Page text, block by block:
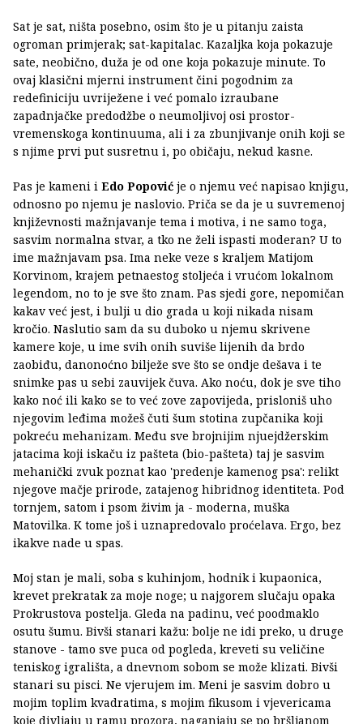
Sat je sat, ništa posebno, osim što je u pitanju zaista
ogroman primjerak; sat-kapitalac. Kazaljka koja pokazuje
sate, neobično, duža je od one koja pokazuje minute. To
ovaj klasični mjerni instrument čini pogodnim za
redefiniciju uvriježene i već pomalo izraubane
zapadnjačke predodžbe o neumoljivoj osi prostor-
vremenskoga kontinuuma, ali i za zbunjivanje onih koji se
s njime prvi put susretnu i, po običaju, nekud kasne.
Pas je kameni i Edo Popović je o njemu već napisao knjigu,
odnosno po njemu je naslovio. Priča se da je u suvremenoj
književnosti mažnjavanje tema i motiva, i ne samo toga,
sasvim normalna stvar, a tko ne želi ispasti moderan? U to
ime mažnjavam psa. Ima neke veze s kraljem Matijom
Korvinom, krajem petnaestog stoljeća i vrućom lokalnom
legendom, no to je sve što znam. Pas sjedi gore, nepomičan
kakav već jest, i bulji u dio grada u koji nikada nisam
kročio. Naslutio sam da su duboko u njemu skrivene
kamere koje, u ime svih onih suviše lijenih da brdo
zaobiđu, danonoćno bilježe sve što se ondje dešava i te
snimke pas u sebi zauvijek čuva. Ako noću, dok je sve tiho
kako noć ili kako se to već zove zapovijeda, prisloniš uho
njegovim leđima možeš čuti šum stotina zupčanika koji
pokreću mehanizam. Među sve brojnijim njuejdžerskim
jatacima koji iskaču iz pašteta (bio-pašteta) taj je sasvim
mehanički zvuk poznat kao 'predenje kamenog psa': relikt
njegove mačje prirode, zatajenog hibridnog identiteta. Pod
tornjem, satom i psom živim ja - moderna, muška
Matovilka. K tome još i uznapredovalo proćelava. Ergo, bez
ikakve nade u spas.
Moj stan je mali, soba s kuhinjom, hodnik i kupaonica,
krevet prekratak za moje noge; u najgorem slučaju opaka
Prokrustova postelja. Gleda na padinu, već poodmaklo
osutu šumu. Bivši stanari kažu: bolje ne idi preko, u druge
stanove - tamo sve puca od pogleda, kreveti su veličine
teniskog igrališta, a dnevnom sobom se može klizati. Bivši
stanari su pisci. Ne vjerujem im. Meni je sasvim dobro u
mojim toplim kvadratima, s mojim fikusom i vjevericama
koje divljaju u ramu prozora, naganjaju se po bršljanom